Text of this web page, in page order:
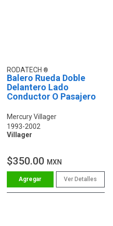
RODATECH
Balero Rueda Doble
Delantero Lado
Conductor O Pasajero
Mercury Villager
1993-2002
Villager
$350.00 MXN
Ver Detalles